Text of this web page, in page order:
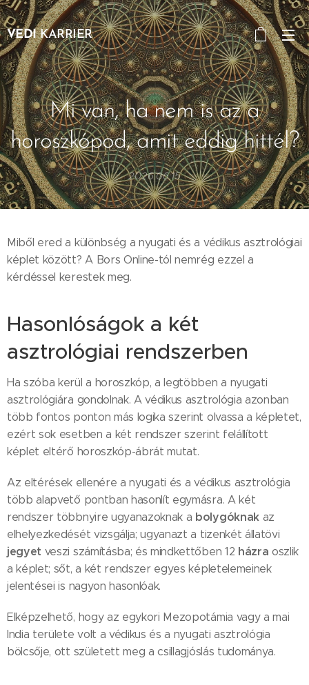
VEDIKARRIER
Mi van, ha nem is az a
horoszkópod, amit eddig hittél?
2026.06.15
Miből ered a különbség a nyugati és a védikus asztrológiai
képlet között? A Bors Online-tól nemrég ezzel a
kérdéssel kerestek meg.
Hasonlóságok a két
asztrológiai rendszerben
Ha szóba kerül a horoszkóp, a legtöbben a nyugati
asztrológiára gondolnak. A védikus asztrológia azonban
több fontos ponton más logika szerint olvassa a képletet,
ezért sok esetben a két rendszer szerint felállított
képlet eltérő horoszkóp-ábrát mutat.
Az eltérések ellenére a nyugati és a védikus asztrológia
több alapvető pontban hasonlít egymásra. A két
rendszer többnyire ugyanazoknak a bolygóknakaz
elhelyezkedését vizsgálja; ugyanazt a tizenkét állatövi
jegyet veszi számításba; és mindkettőben 12 házra oszlik
a képlet; sőt, a két rendszer egyes képletelemeinek
jelentései is nagyon hasonlóak.
Elképzelhető, hogy az egykori Mezopotámia vagy a mai
India területe volt a védikus és a nyugati asztrológia
bölcsője, ott született meg a csillagjóslás tudománya.